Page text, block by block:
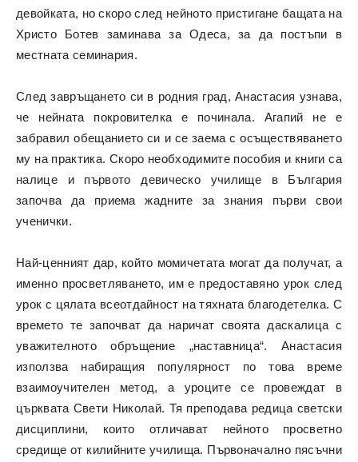
девойката, но скоро след нейното пристигане бащата на
Христо Ботев заминава за Одеса, за да постъпи в
местната семинария.
След завръщането си в родния град, Анастасия узнава,
че нейната покровителка е починала. Агапий не е
забравил обещанието си и се заема с осъществяването
му на практика. Скоро необходимите пособия и книги са
налице и първото девическо училище в България
започва да приема жадните за знания първи свои
ученички.
Най-ценният дар, който момичетата могат да получат, а
именно просветляването, им е предоставяно урок след
урок с цялата всеотдайност на тяхната благодетелка. С
времето те започват да наричат своята даскалица с
уважителното обръщение „наставница“. Анастасия
използва набиращия популярност по това време
взаимоучителен метод, а уроците се провеждат в
църквата Свети Николай. Тя преподава редица светски
дисциплини, които отличават нейното просветно
средище от килийните училища. Първоначално пясъчни